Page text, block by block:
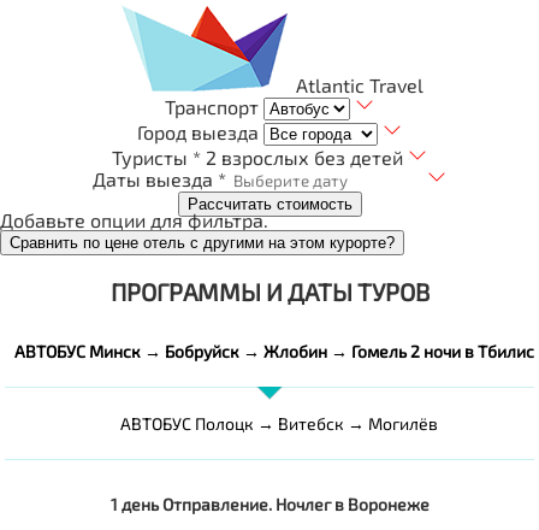
Atlantic Travel
Транспорт
Город выезда
Туристы * 2 взрослых без детей
Даты выезда *
Рассчитать стоимость
Добавьте опции для фильтра.
Сравнить по цене отель с другими на этом курорте?
ПРОГРАММЫ И ДАТЫ ТУРОВ
АВТОБУС Минск → Бобруйск → Жлобин → Гомель 2 ночи в
АВТОБУС Полоцк → Витебск → Могилёв
1 день Отправление. Ночлег в Воронеже